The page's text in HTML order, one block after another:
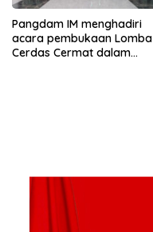
Pangdam IM menghadiri
acara pembukaan Lomba
Cerdas Cermat dalam